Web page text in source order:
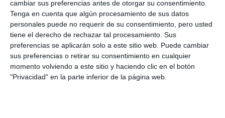
cambiar sus preferencias antes de otorgar su consentimiento.
Tenga en cuenta que algún procesamiento de sus datos
personales puede no requerir de su consentimiento, pero usted
tiene el derecho de rechazar tal procesamiento. Sus
preferencias se aplicarán solo a este sitio web. Puede cambiar
sus preferencias o retirar su consentimiento en cualquier
momento volviendo a este sitio y haciendo clic en el botón
"Privacidad" en la parte inferior de la página web.
medidas” para dotar de más
plazas a los institutos caleños
POR MI PUEBLO
Maldonado defiende su gestión
cultural y califica de “inciertas”
las acusaciones del PSOE